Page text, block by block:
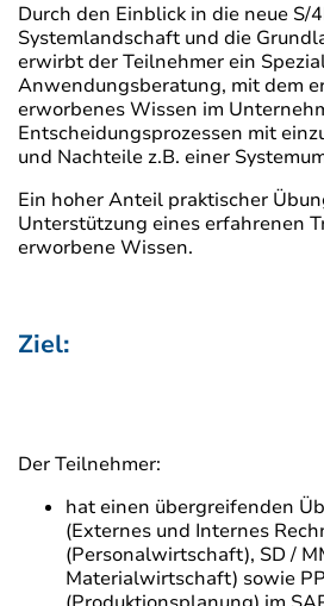
Durch den Einblick in die neue S/
Systemlandschaft und die
erwirbt der Teilnehmer ein
Anwendungsberatung, mit dem
erworbenes Wissen im
Entscheidungsprozessen mit
und Nachteile z.B. einer
Ein hoher Anteil praktischer
Unterstützung eines erfahrenen
erworbene Wissen.
Ziel:
Der Teilnehmer:
hat einen übergreifenden
(Externes und Internes
(Personalwirtschaft), SD /
Materialwirtschaft) sowie PP